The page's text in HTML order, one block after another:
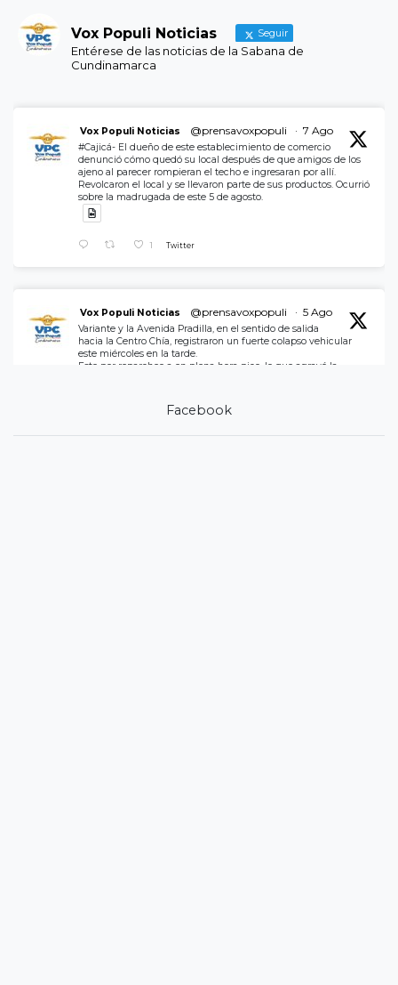
Vox Populi Noticias Seguir
Entérese de las noticias de la Sabana de
Cundinamarca
Vox Populi Noticias @prensavoxpopuli · 7 Ago
#Cajicá- El dueño de este establecimiento de comercio
denunció cómo quedó su local después de que amigos de los
ajeno al parecer rompieran el techo e ingresaran por allí.
Revolcaron el local y se llevaron parte de sus productos. Ocurrió
sobre la madrugada de este 5 de agosto.
1 Twitter
Vox Populi Noticias @prensavoxpopuli · 5 Ago
Variante y la Avenida Pradilla, en el sentido de salida
hacia la Centro Chía, registraron un fuerte colapso vehicular
este miércoles en la tarde.
Esto por reparcheo a en plena hora pico, lo que agravó la
Facebook